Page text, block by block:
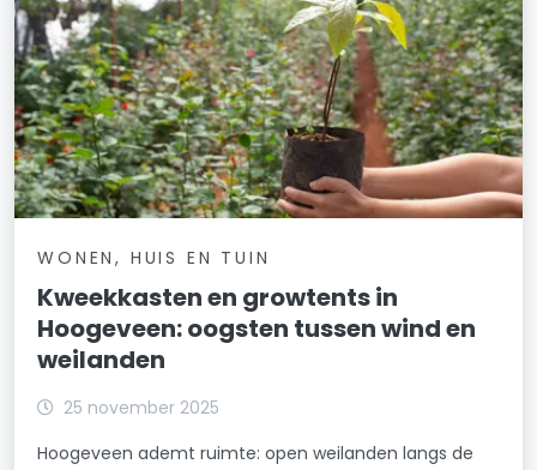
WONEN, HUIS EN TUIN
Kweekkasten en growtents in
Hoogeveen: oogsten tussen wind en
weilanden
25 november 2025
Hoogeveen ademt ruimte: open weilanden langs de